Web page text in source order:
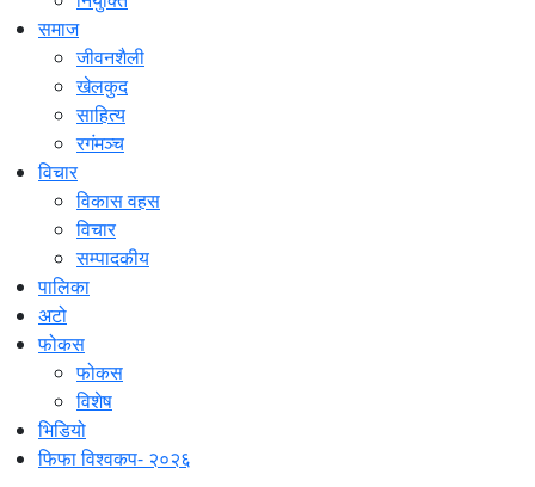
समाज
जीवनशैली
खेलकुद
साहित्य
रगंमञ्च
विचार
विकास वहस
विचार
सम्पादकीय
पालिका
अटो
फोकस
फोकस
विशेष
भिडियो
फिफा विश्वकप- २०२६